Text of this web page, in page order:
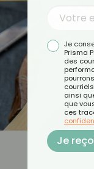
Je
Prisma
des
ainsi
que
ces
Je